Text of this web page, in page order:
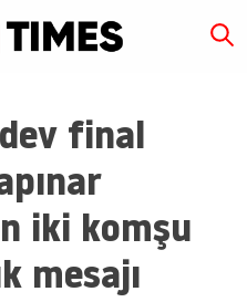
final
iki komşu
mesajı